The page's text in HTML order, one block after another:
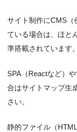
サイト制作にCMS（
ている場合は、ほと
準搭載されています。
SPA（Reactなど）
合はサイトマップ生
さい。
静的ファイル（